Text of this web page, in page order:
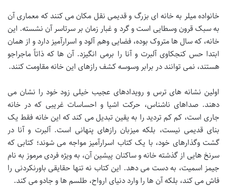
خانواده میلر به خانه ای بزرگ و قدیمی نقل مکان می کنند که معماری آن
به سبک قرون وسطایی است و گرد و غبار زمان بر سرتاسر آن نشسته. این
خانه، که سال ها متروک بوده، فضایی وهم آلود و اسرارآمیز دارد و از همان
ابتدا حس کنجکاوی آلبرت و آنا را برمی انگیزد. آن ها که ذاتاً ماجراجو
هستند، نمی توانند در برابر وسوسه کشف رازهای این خانه مقاومت کنند.
اولین نشانه های ترس و رویدادهای عجیب خیلی زود خود را نشان می
دهند. صداهای ناشناس، حرکت اشیا و احساسات غریبی که در خانه
جاری است، کم کم تردید را به یقین تبدیل می کند که این خانه فقط یک
بنای قدیمی نیست، بلکه میزبان رازهای پنهانی است. آلبرت و آنا در
گشت وگذارهای خود، با یک کتاب اسرارآمیز مواجه می شوند؛ کتابی که
سرنخ هایی از گذشته خانه و ساکنان پیشین آن، به ویژه فردی مرموز به نام
جیمز اسمیت، به دست می دهد. این کتاب نه تنها حقایقی باورنکردنی را
فاش می کند، بلکه آن ها را وارد دنیای ارواح، طلسم ها و جادو می کند.